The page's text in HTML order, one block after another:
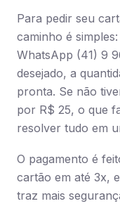
Para pedir seu
caminho é
WhatsApp (41) 9
desejado, a
pronta. Se não
por R$ 25, o que
resolver tudo em
O pagamento é
cartão em até 3x,
traz mais